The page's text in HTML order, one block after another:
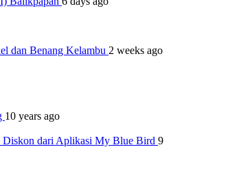
dan Benang Kelambu 2 weeks ago
10 years ago
Diskon dari Aplikasi My Blue Bird 9